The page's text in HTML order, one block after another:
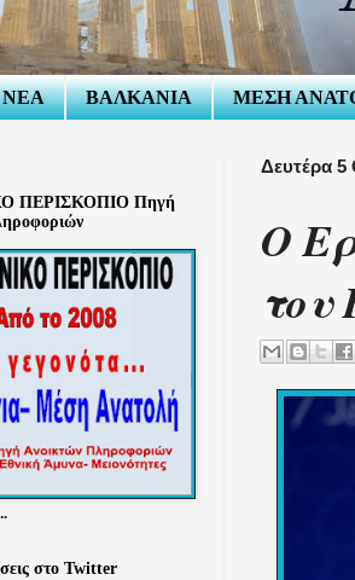
ΝΕΑ ΒΑΛΚΑΝΙΑ ΜΕΣΗ
Δευτέρα 5
Ο
του
ΠΕΡΙΣΚΟΠΙΟ Πηγή
στο Twitter